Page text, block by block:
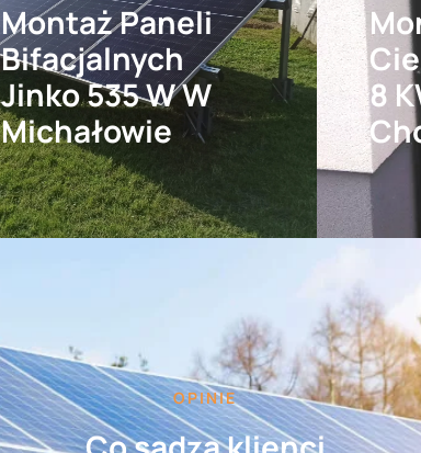
Montaż Paneli
Bifacjalnych
Jinko 535 W W
Michałowie
8
OPINIE